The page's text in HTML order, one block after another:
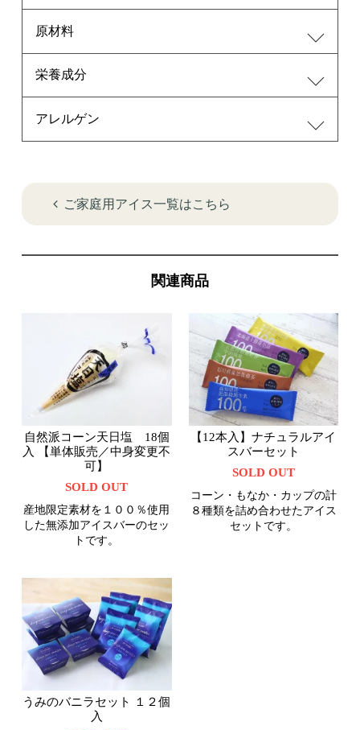
原材料
栄養成分
アレルゲン
ご家庭用アイス一覧はこちら
関連商品
自然派コーン天日塩 18個
入 【単体販売／中身変更不
可】
SOLD OUT
産地限定素材を１００％使用
した無添加アイスバーのセッ
トです。
【12本入】ナチュラルアイ
スバーセット
SOLD OUT
コーン・もなか・カップの計
８種類を詰め合わせたアイス
セットです。
うみのバニラセット １２個
入